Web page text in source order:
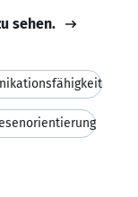
sehen.